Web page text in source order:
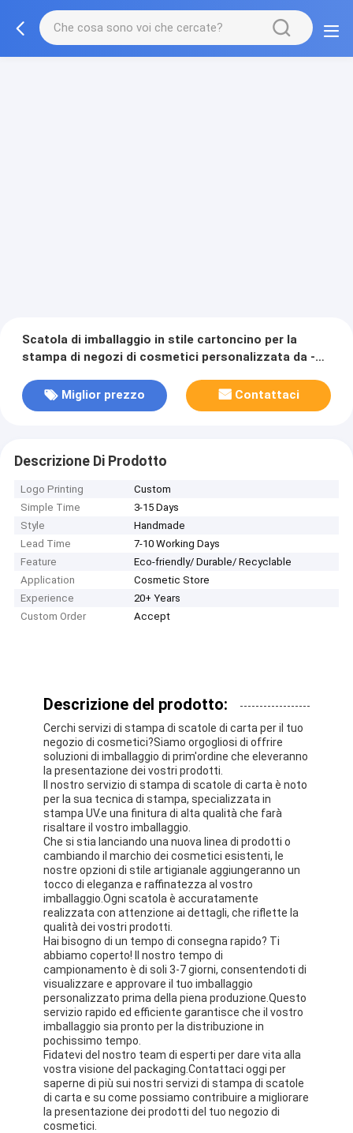
Scatola di imballaggio in stile cartoncino per la
stampa di negozi di cosmetici personalizzata da -
Miglior prezzo
Contattaci
Descrizione Di Prodotto
Logo Printing
Custom
Simple Time
3-15 Days
Style
Handmade
Lead Time
7-10 Working Days
Feature
Eco-friendly/ Durable/ Recyclable
Application
Cosmetic Store
Experience
20+ Years
Custom Order
Accept
Descrizione del prodotto:
Cerchi servizi di stampa di scatole di carta per il tuo
negozio di cosmetici?Siamo orgogliosi di offrire
soluzioni di imballaggio di prim'ordine che eleveranno
la presentazione dei vostri prodotti.
Il nostro servizio di stampa di scatole di carta è noto
per la sua tecnica di stampa, specializzata in
stampa UV.e una finitura di alta qualità che farà
risaltare il vostro imballaggio.
Che si stia lanciando una nuova linea di prodotti o
cambiando il marchio dei cosmetici esistenti, le
nostre opzioni di stile artigianale aggiungeranno un
tocco di eleganza e raffinatezza al vostro
imballaggio.Ogni scatola è accuratamente
realizzata con attenzione ai dettagli, che riflette la
qualità dei vostri prodotti.
Hai bisogno di un tempo di consegna rapido? Ti
abbiamo coperto! Il nostro tempo di
campionamento è di soli 3-7 giorni, consentendoti di
visualizzare e approvare il tuo imballaggio
personalizzato prima della piena produzione.Questo
servizio rapido ed efficiente garantisce che il vostro
imballaggio sia pronto per la distribuzione in
pochissimo tempo.
Fidatevi del nostro team di esperti per dare vita alla
vostra visione del packaging.Contattaci oggi per
saperne di più sui nostri servizi di stampa di scatole
di carta e su come possiamo contribuire a migliorare
la presentazione dei prodotti del tuo negozio di
cosmetici.